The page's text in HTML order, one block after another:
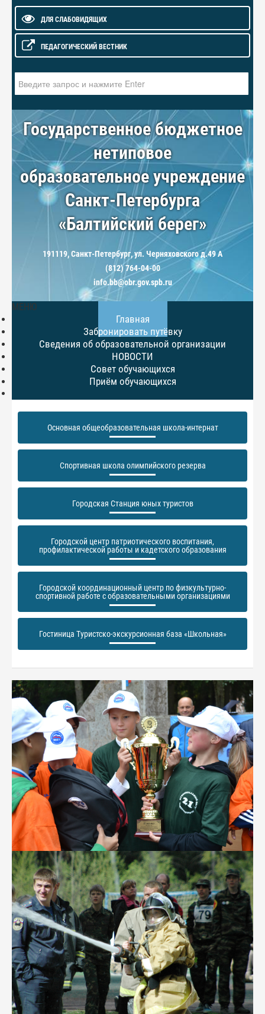
ДЛЯ СЛАБОВИДЯЩИХ
ПЕДАГОГИЧЕСКИЙ ВЕСТНИК
Государственное бюджетное
нетиповое
образовательное учреждение
Санкт-Петербурга
«Балтийский берег»
191119, Санкт-Петербург, ул. Черняховского д.49 А
(812) 764-04-00
info.bb@obr.gov.spb.ru
МЕНЮ
Главная
Забронировать путёвку
Сведения об образовательной организации
НОВОСТИ
Совет обучающихся
Приём обучающихся
Основная общеобразовательная школа-интернат
Спортивная школа олимпийского резерва
Городская Станция юных туристов
Городской центр патриотического воспитания,
профилактической работы и кадетского образования
Городской координационный центр по физкультурно-
спортивной работе с образовательными организациями
Гостиница Туристско-экскурсионная база «Школьная»